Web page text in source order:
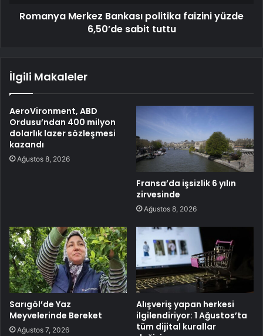
Romanya Merkez Bankası politika faizini yüzde
6,50’de sabit tuttu
İlgili Makaleler
AeroVironment, ABD
Ordusu’ndan 400 milyon
dolarlık lazer sözleşmesi
kazandı
Ağustos 8, 2026
Fransa’da işsizlik 6 yılın
zirvesinde
Ağustos 8, 2026
Sarıgöl’de Yaz
Meyvelerinde Bereket
Ağustos 7, 2026
Alışveriş yapan herkesi
ilgilendiriyor: 1 Ağustos’ta
tüm dijital kurallar